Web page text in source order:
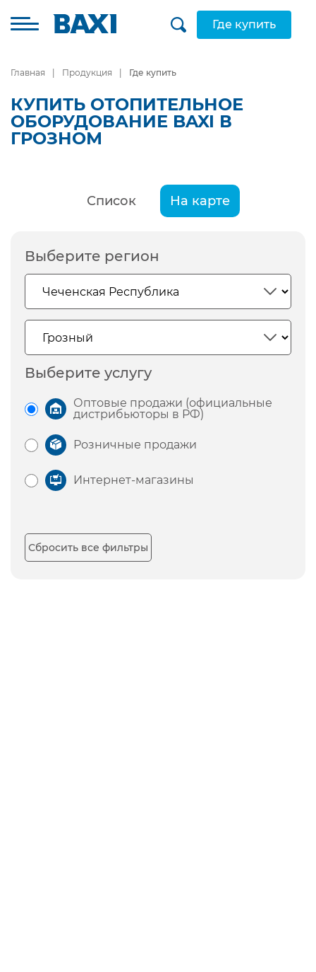
Где купить
Главная Продукция Где купить
КУПИТЬ ОТОПИТЕЛЬНОЕ
ОБОРУДОВАНИЕ BAXI В
ГРОЗНОМ
Список На карте
Выберите регион
Выберите услугу
Оптовые продажи (официальные
дистрибьюторы в РФ)
Розничные продажи
Интернет-магазины
Сбросить все фильтры